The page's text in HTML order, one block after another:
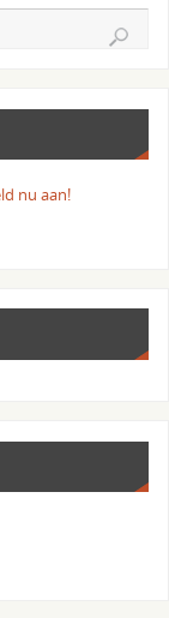
nu aan!